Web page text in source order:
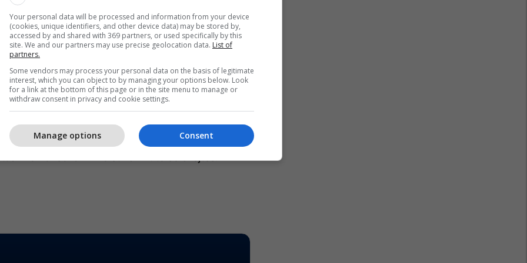
marrin edhe më shumë kompetenca. Presidenti
atë për bashkëpunimin e EULEX-it me Qeverinë,
si dhe me të gjitha institucionet e tjera
së shefit të EULEX-it, Bernd Thran, theksoi se
bashkëpunimin me institucionet e Kosovës
të brendshëm të misionit.
së Kosovës, Hashim Thaçi, tha se Kosova
në konsolidimin e sundimit të së drejtës.
Your personal data will be processed and information from your device
(cookies, unique identifiers, and other device data) may be stored by,
accessed by and shared with 369 partners, or used specifically by this
site. We and our partners may use precise geolocation data. List of
partners.
Some vendors may process your personal data on the basis of legitimate
interest, which you can object to by managing your options below. Look
for a link at the bottom of this page or in the site menu to manage or
withdraw consent in privacy and cookie settings.
Consent
Manage options